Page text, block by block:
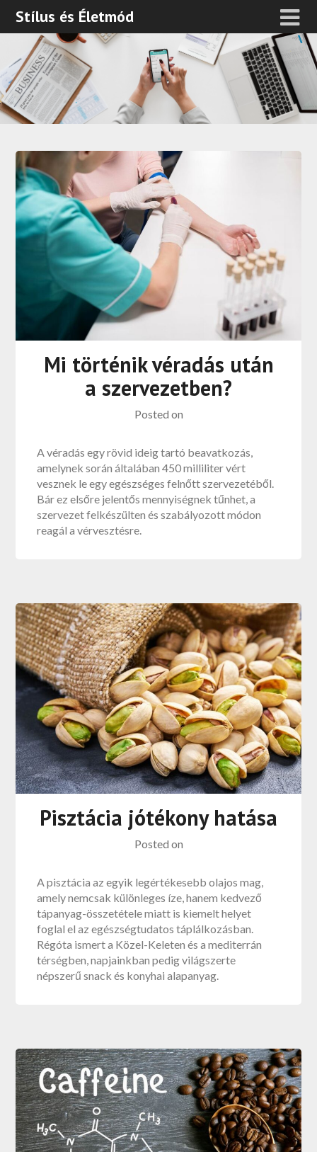
Stílus és Életmód
Mi történik véradás után
a szervezetben?
Posted on
A véradás egy rövid ideig tartó beavatkozás,
amelynek során általában 450 milliliter vért
vesznek le egy egészséges felnőtt szervezetéből.
Bár ez elsőre jelentős mennyiségnek tűnhet, a
szervezet felkészülten és szabályozott módon
reagál a vérvesztésre.
Pisztácia jótékony hatása
Posted on
A pisztácia az egyik legértékesebb olajos mag,
amely nemcsak különleges íze, hanem kedvező
tápanyag-összetétele miatt is kiemelt helyet
foglal el az egészségtudatos táplálkozásban.
Régóta ismert a Közel-Keleten és a mediterrán
térségben, napjainkban pedig világszerte
népszerű snack és konyhai alapanyag.